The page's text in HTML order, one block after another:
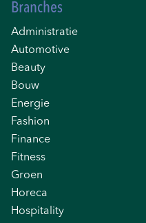
Branches
Administratie
Automotive
Beauty
Bouw
Energie
Fashion
Finance
Fitness
Groen
Horeca
Hospitality